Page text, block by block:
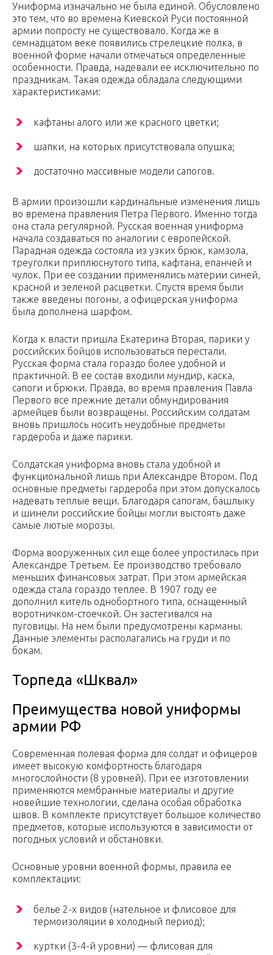
Униформа изначально не была единой. Обусловлено
это тем, что во времена Киевской Руси постоянной
армии попросту не существовало. Когда же в
семнадцатом веке появились стрелецкие полка, в
военной форме начали отмечаться определенные
особенности. Правда, надевали ее исключительно по
праздникам. Такая одежда обладала следующими
характеристиками:
кафтаны алого или же красного цветки;
шапки, на которых присутствовала опушка;
достаточно массивные модели сапогов.
В армии произошли кардинальные изменения лишь
во времена правления Петра Первого. Именно тогда
она стала регулярной. Русская военная униформа
начала создаваться по аналогии с европейской.
Парадная одежда состояла из узких брюк, камзола,
треуголки приплюснутого типа, кафтана, епанчей и
чулок. При ее создании применялись материи синей,
красной и зеленой расцветки. Спустя время были
также введены погоны, а офицерская униформа
была дополнена шарфом.
Когда к власти пришла Екатерина Вторая, парики у
российских бойцов использоваться перестали.
Русская форма стала гораздо более удобной и
практичной. В ее состав входили мундир, каска,
сапоги и брюки. Правда, во время правления Павла
Первого все прежние детали обмундирования
армейцев были возвращены. Российским солдатам
вновь пришлось носить неудобные предметы
гардероба и даже парики.
Солдатская униформа вновь стала удобной и
функциональной лишь при Александре Втором. Под
основные предметы гардероба при этом допускалось
надевать теплые вещи. Благодаря сапогам, башлыку
и шинели российские бойцы могли выстоять даже
самые лютые морозы.
Форма вооруженных сил еще более упростилась при
Александре Третьем. Ее производство требовало
меньших финансовых затрат. При этом армейская
одежда стала гораздо теплее. В 1907 году ее
дополнил китель однобортного типа, оснащенный
воротничком-стоечкой. Он застегивался на
пуговицы. На нем были предусмотрены карманы.
Данные элементы располагались на груди и по
бокам.
Торпеда «Шквал»
Преимущества новой униформы
армии РФ
Современная полевая форма для солдат и офицеров
имеет высокую комфортность благодаря
многослойности (8 уровней). При ее изготовлении
применяются мембранные материалы и другие
новейшие технологии, сделана особая обработка
швов. В комплекте присутствует большое количество
предметов, которые используются в зависимости от
погодных условий и обстановки.
Основные уровни военной формы, правила ее
комплектации:
белье 2-х видов (нательное и флисовое для
термоизоляции в холодный период);
куртки (3-4-й уровни) — флисовая для